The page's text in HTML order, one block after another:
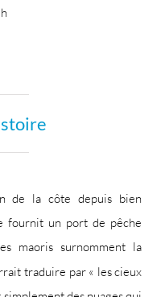
de la côte depuis bien
fournit un port de pêche
maoris surnomment la
traduire par « les cieux